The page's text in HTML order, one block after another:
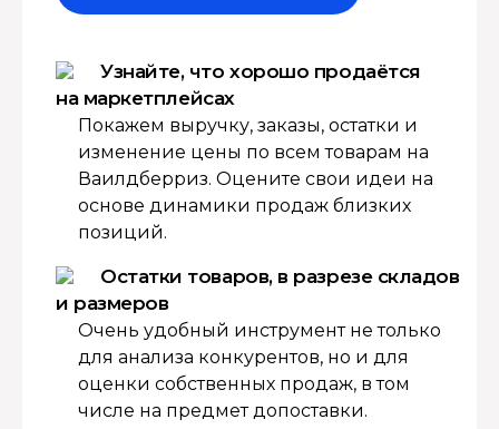
Узнайте, что хорошо продаётся
на маркетплейсах
Покажем выручку, заказы, остатки и
изменение цены по всем товарам на
Ваилдберриз. Оцените свои идеи на
основе динамики продаж близких
позиций.
Остатки товаров, в разрезе складов
и размеров
Очень удобный инструмент не только
для анализа конкурентов, но и для
оценки собственных продаж, в том
числе на предмет допоставки.